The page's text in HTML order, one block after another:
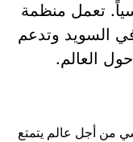
تعمل منظمة
السويد وتدعم
العالم.
من أجل عالم يتمتع